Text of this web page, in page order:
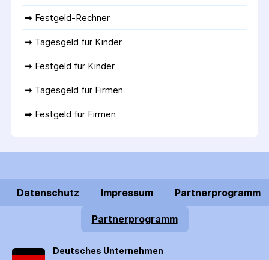
➡ Festgeld-Rechner
➡ Tagesgeld für Kinder
➡ Festgeld für Kinder
➡ Tagesgeld für Firmen
➡ Festgeld für Firmen
Datenschutz Impressum Partnerprogramm
Partnerprogramm
Deutsches Unternehmen